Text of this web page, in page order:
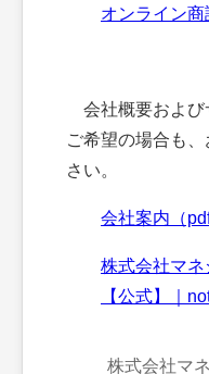
オンライン
会社概要および
ご希望の場合も
さい。
会社案内（pdf
株式会社マ
【公式】｜
株式会社マ